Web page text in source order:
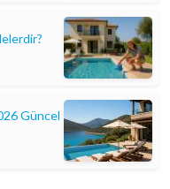
Güncel